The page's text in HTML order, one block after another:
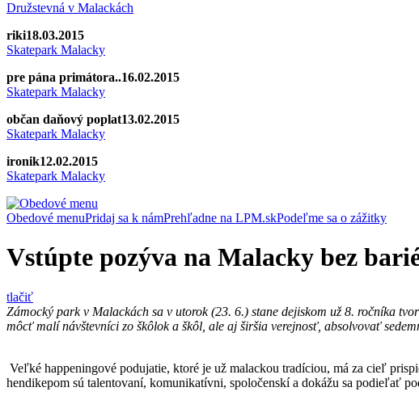
Družstevná v Malackách
riki18.03.2015
Skatepark Malacky
pre pána primátora..16.02.2015
Skatepark Malacky
občan daňový poplat13.02.2015
Skatepark Malacky
ironik12.02.2015
Skatepark Malacky
Obedové menuPridaj sa k námPrehľadne na LPM.skPodeľme sa o zážitky
Vstúpte pozýva na Malacky bez
tlačiť
Zámocký park v Malackách sa v utorok (23. 6.) stane dejiskom už 8. ročníka
môcť malí návštevníci zo škôlok a škôl, ale aj širšia verejnosť, absolvovať
Veľké happeningové podujatie, ktoré je už malackou tradíciou, má za cieľ
hendikepom sú talentovaní, komunikatívni, spoločenskí a dokážu sa podieľať